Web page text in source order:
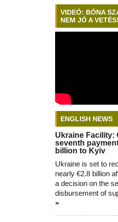
VIDEÓ: BÓNA
NEM JÓ A
ENGLISH NEWS
Ukraine Facility:
seventh
billion to Kyiv
Ukraine is set to
nearly €2.8 billion
a decision on the
disbursement of
»